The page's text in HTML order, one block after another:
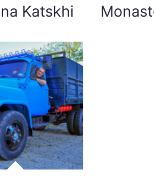
Katskhi